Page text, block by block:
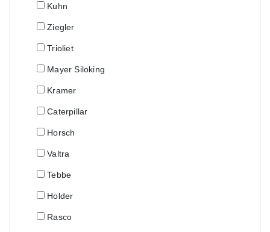
Kuhn
Ziegler
Trioliet
Mayer Siloking
Kramer
Caterpillar
Horsch
Valtra
Tebbe
Holder
Rasco